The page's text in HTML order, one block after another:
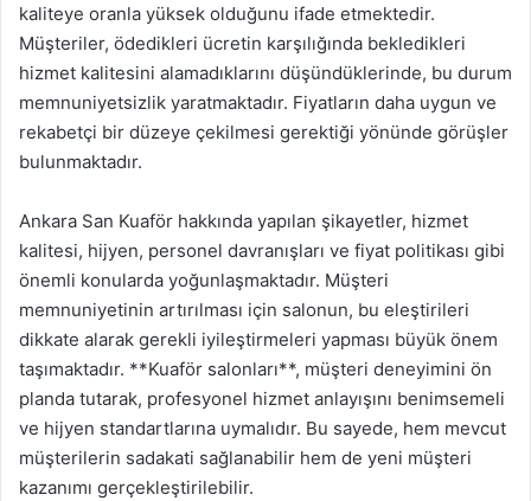
kaliteye oranla yüksek olduğunu ifade etmektedir.
Müşteriler, ödedikleri ücretin karşılığında bekledikleri
hizmet kalitesini alamadıklarını düşündüklerinde, bu durum
memnuniyetsizlik yaratmaktadır. Fiyatların daha uygun ve
rekabetçi bir düzeye çekilmesi gerektiği yönünde görüşler
bulunmaktadır.
Ankara San Kuaför hakkında yapılan şikayetler, hizmet
kalitesi, hijyen, personel davranışları ve fiyat politikası gibi
önemli konularda yoğunlaşmaktadır. Müşteri
memnuniyetinin artırılması için salonun, bu eleştirileri
dikkate alarak gerekli iyileştirmeleri yapması büyük önem
taşımaktadır. **Kuaför salonları**, müşteri deneyimini ön
planda tutarak, profesyonel hizmet anlayışını benimsemeli
ve hijyen standartlarına uymalıdır. Bu sayede, hem mevcut
müşterilerin sadakati sağlanabilir hem de yeni müşteri
kazanımı gerçekleştirilebilir.